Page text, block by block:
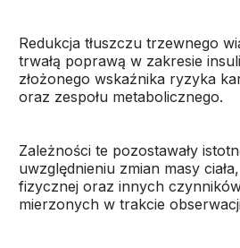
Redukcja tłuszczu trzewnego
trwałą poprawą w zakresie
złożonego wskaźnika ryzyka
oraz zespołu metabolicznego.
Zależności te pozostawały
uwzględnieniu zmian masy
fizycznej oraz innych
mierzonych w trakcie